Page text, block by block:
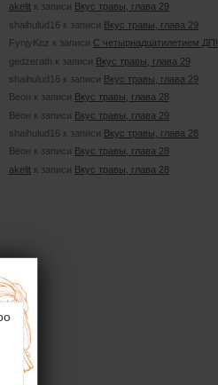
akelit к записи Вкус травы, глава 29
shaihulud16 к записи Вкус травы, глава 29
FynjyKez к записи С четырнадцатилетием ДП!
gedzerath к записи Вкус травы, глава 29
shaihulud16 к записи Вкус травы, глава 29
Веон к записи Вкус травы, глава 28
Веон к записи Вкус травы, глава 29
shaihulud16 к записи Вкус травы, глава 28
Веон к записи Вкус травы, глава 28
akelit к записи Вкус травы, глава 28